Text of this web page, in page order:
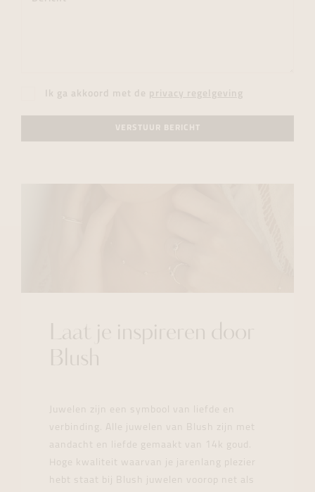
Ik ga akkoord met de privacy regelgeving
VERSTUUR BERICHT
Laat je inspireren door
Blush
Juwelen zijn een symbool van liefde en
verbinding. Alle juwelen van Blush zijn met
aandacht en liefde gemaakt van 14k goud.
Hoge kwaliteit waarvan je jarenlang plezier
hebt staat bij Blush juwelen voorop net als